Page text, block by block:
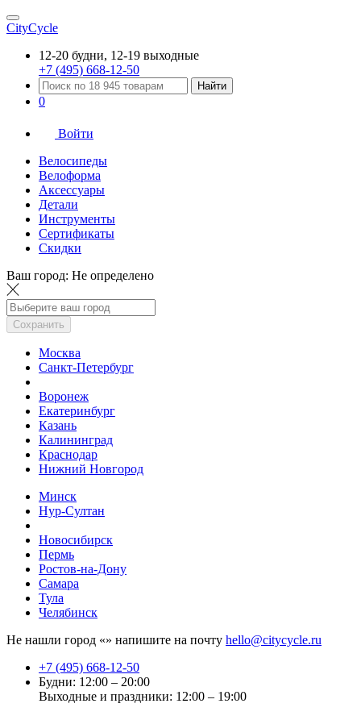
CityCycle
12-20 будни, 12-19 выходные
+7 (495) 668-12-50
Найти
0
Войти
Велосипеды
Велоформа
Аксессуары
Детали
Инструменты
Сертификаты
Скидки
Ваш город: Не определено
Сохранить
Москва
Санкт-Петербург
Воронеж
Екатеринбург
Казань
Калининград
Краснодар
Нижний Новгород
Минск
Нур-Султан
Новосибирск
Пермь
Ростов-на-Дону
Самара
Тула
Челябинск
Не нашли город «» напишите на почту hello@citycycle.ru
+7 (495) 668-12-50
Будни: 12:00 – 20:00
Выходные и праздники: 12:00 – 19:00